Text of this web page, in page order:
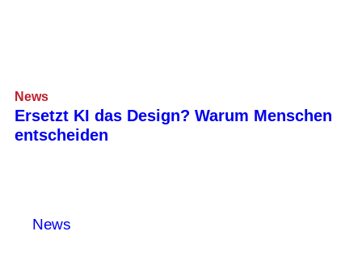
News
Ersetzt KI das Design? Warum Menschen
entscheiden
News